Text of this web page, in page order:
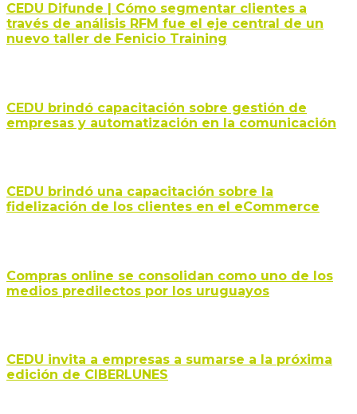
CEDU Difunde | Cómo segmentar clientes a
través de análisis RFM fue el eje central de un
nuevo taller de Fenicio Training
CEDU brindó capacitación sobre gestión de
empresas y automatización en la comunicación
CEDU brindó una capacitación sobre la
fidelización de los clientes en el eCommerce
Compras online se consolidan como uno de los
medios predilectos por los uruguayos
CEDU invita a empresas a sumarse a la próxima
edición de CIBERLUNES